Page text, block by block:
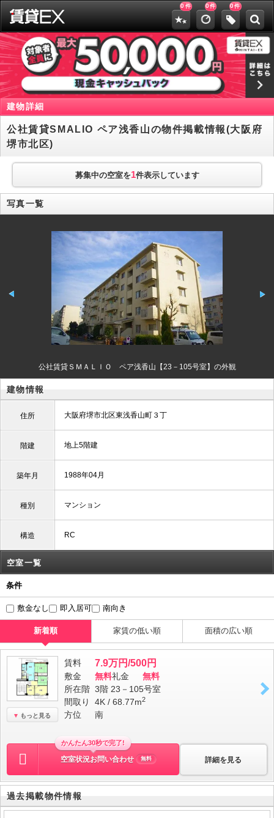
0 件 0件 0件
建物詳細
公社賃貸SMALIO ペア浅香山の物件掲載情報(大阪府
堺市北区)
募集中の空室を1件表示しています
写真一覧
公社賃貸ＳＭＡＬＩＯ ペア浅香山【23－105号室】の外観
建物情報
住所 大阪府堺市北区東浅香山町３丁
階建 地上5階建
築年月 1988年04月
種別 マンション
構造 RC
空室一覧
条件
敷金なし 即入居可 南向き
新着順 家賃の低い順 面積の広い順
もっと見る
賃料 7.9万円/500円
敷金 無料礼金
無料
所在階 3階 23－105号室
間取り
4K / 68.77m2
方位 南
詳細を見る
かんたん30秒で完了!
空室状況お問い合わせ 無料
過去掲載物件情報